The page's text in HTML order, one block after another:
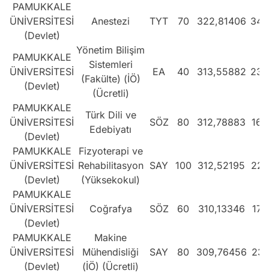
PAMUKKALE
ÜNİVERSİTESİ
(Devlet)
Anestezi TYT 70 322,81406
PAMUKKALE
ÜNİVERSİTESİ
(Devlet)
Yönetim Bilişim
Sistemleri
(Fakülte) (İÖ)
(Ücretli)
EA 40 313,55882
PAMUKKALE
ÜNİVERSİTESİ
(Devlet)
Türk Dili ve
Edebiyatı
SÖZ 80 312,78883
PAMUKKALE
ÜNİVERSİTESİ
(Devlet)
Fizyoterapi ve
Rehabilitasyon
(Yüksekokul)
SAY 100 312,52195
PAMUKKALE
ÜNİVERSİTESİ
(Devlet)
Coğrafya SÖZ 60 310,13346
PAMUKKALE
ÜNİVERSİTESİ
(Devlet)
Makine
Mühendisliği
(İÖ) (Ücretli)
SAY 80 309,76456